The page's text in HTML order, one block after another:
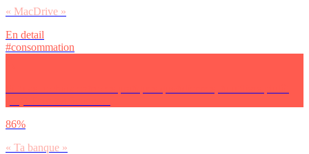
« MacDrive »
En detail
#consommation
86%
« Ta banque »